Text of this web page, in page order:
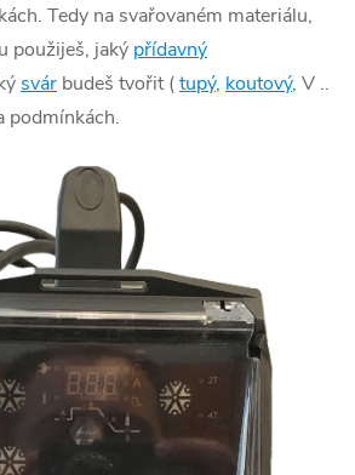
Tedy na svařovaném materiálu,
použiješ, jaký přídavný
svár budeš tvořit (tupý, koutový, V ..
podmínkách.